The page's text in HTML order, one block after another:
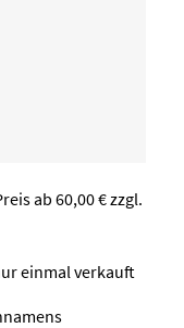
ab 60,00 € zzgl.
einmal verkauft